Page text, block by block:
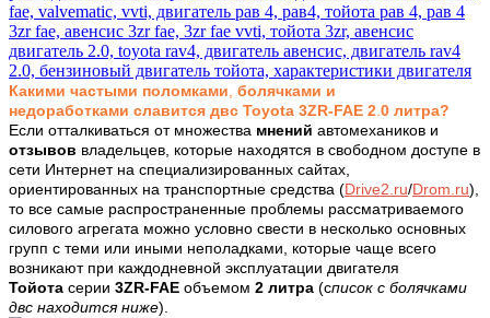
Какими частыми поломками болячками и
недоработками славится двс Toyota 3ZR-FAE 2 0 литра?
Если отталкиваться от множества мнений автомехаников и
отзывов владельцев, которые находятся в свободном доступе в
сети Интернет на специализированных сайтах,
ориентированных на транспортные средства (Drive2.ru/Drom.ru)
то все самые распространенные проблемы рассматриваемого
силового агрегата можно условно свести в несколько основных
групп с теми или иными неполадками, которые чаще всего
возникают при каждодневной эксплуатации двигателя
Тойота серии 3ZR-FAE объемом 2 литра (список с болячками
двс находится ниже).